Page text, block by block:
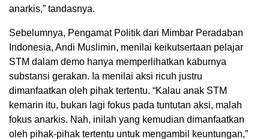
anarkis,” tandasnya.
Sebelumnya, Pengamat Politik dari Mimbar Peradaban
Indonesia, Andi Muslimin, menilai keikutsertaan pelajar
STM dalam demo hanya memperlihatkan kaburnya
substansi gerakan. Ia menilai aksi ricuh justru
dimanfaatkan oleh pihak tertentu. “Kalau anak STM
kemarin itu, bukan lagi fokus pada tuntutan aksi, malah
fokus anarkis. Nah, inilah yang kemudian dimanfaatkan
oleh pihak-pihak tertentu untuk mengambil keuntungan,”